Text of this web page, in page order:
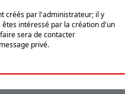
créés par l'administrateur; il y
intéressé par la création d'un
sera de contacter
privé.